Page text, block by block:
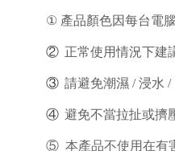
① 產品顏色因每台電
② 正常使用情況下建
③ 請避免潮濕/浸水 /
④ 避免不當拉扯或擠
⑤ 本產品不使用在有